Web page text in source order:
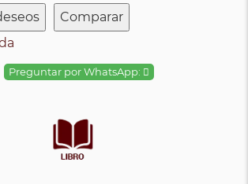
Comparar
Preguntar por WhatsApp: